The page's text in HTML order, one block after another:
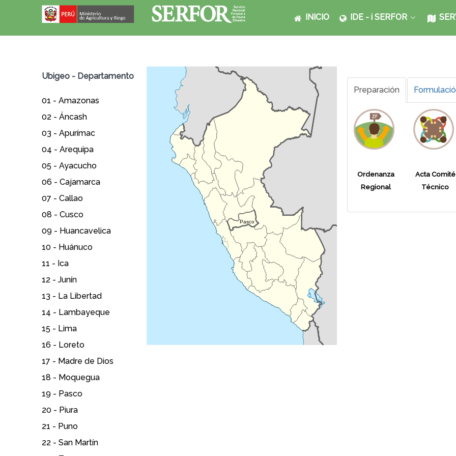
INICIO IDE - i SERFOR
Ubigeo - Departamento
01 - Amazonas
02 - Áncash
03 - Apurímac
04 - Arequipa
05 - Ayacucho
06 - Cajamarca
07 - Callao
08 - Cusco
09 - Huancavelica
10 - Huánuco
11 - Ica
12 - Junín
13 - La Libertad
14 - Lambayeque
15 - Lima
16 - Loreto
17 - Madre de Dios
18 - Moquegua
19 - Pasco
20 - Piura
21 - Puno
22 - San Martín
Pasco
Preparación
Ordenanza
Regional
Acta Comité
Técnico